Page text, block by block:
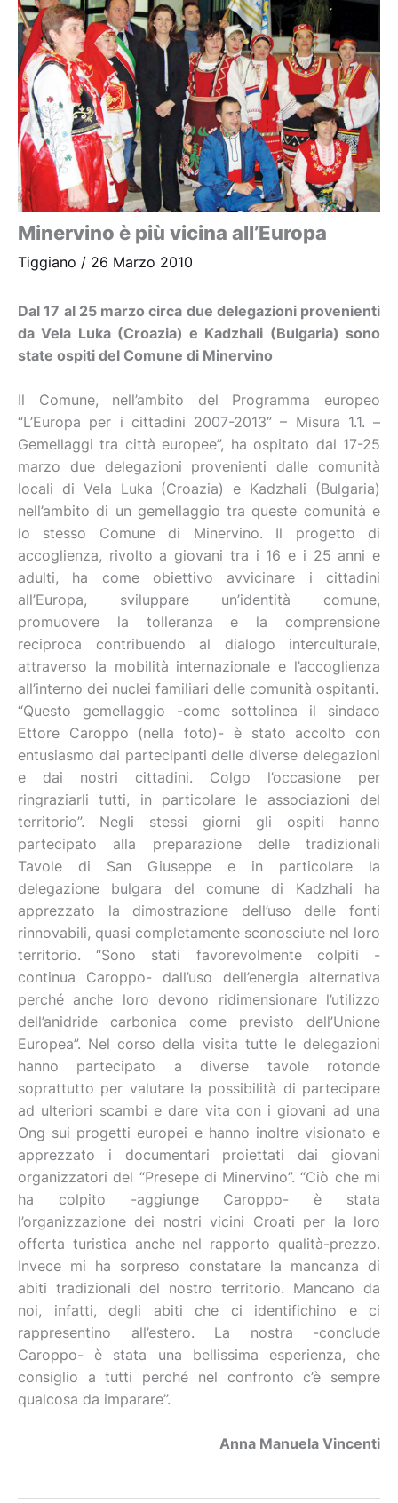
Minervino è più vicina all’Europa
Tiggiano / 26 Marzo 2010
Dal 17 al 25 marzo circa due delegazioni provenienti
da Vela Luka (Croazia) e Kadzhali (Bulgaria) sono
state ospiti del Comune di Minervino
Il Comune, nell’ambito del Programma europeo
“L’Europa per i cittadini 2007-2013” – Misura 1.1. –
Gemellaggi tra città europee”, ha ospitato dal 17-25
marzo due delegazioni provenienti dalle comunità
locali di Vela Luka (Croazia) e Kadzhali (Bulgaria)
nell’ambito di un gemellaggio tra queste comunità e
lo stesso Comune di Minervino. Il progetto di
accoglienza, rivolto a giovani tra i 16 e i 25 anni e
adulti, ha come obiettivo avvicinare i cittadini
all’Europa, sviluppare un’identità comune,
promuovere la tolleranza e la comprensione
reciproca contribuendo al dialogo interculturale,
attraverso la mobilità internazionale e l’accoglienza
all’interno dei nuclei familiari delle comunità ospitanti.
“Questo gemellaggio -come sottolinea il sindaco
Ettore Caroppo (nella foto)- è stato accolto con
entusiasmo dai partecipanti delle diverse delegazioni
e dai nostri cittadini. Colgo l’occasione per
ringraziarli tutti, in particolare le associazioni del
territorio”. Negli stessi giorni gli ospiti hanno
partecipato alla preparazione delle tradizionali
Tavole di San Giuseppe e in particolare la
delegazione bulgara del comune di Kadzhali ha
apprezzato la dimostrazione dell’uso delle fonti
rinnovabili, quasi completamente sconosciute nel loro
territorio. “Sono stati favorevolmente colpiti -
continua Caroppo- dall’uso dell’energia alternativa
perché anche loro devono ridimensionare l’utilizzo
dell’anidride carbonica come previsto dell’Unione
Europea”. Nel corso della visita tutte le delegazioni
hanno partecipato a diverse tavole rotonde
soprattutto per valutare la possibilità di partecipare
ad ulteriori scambi e dare vita con i giovani ad una
Ong sui progetti europei e hanno inoltre visionato e
apprezzato i documentari proiettati dai giovani
organizzatori del “Presepe di Minervino”. “Ciò che mi
ha colpito -aggiunge Caroppo- è stata
l’organizzazione dei nostri vicini Croati per la loro
offerta turistica anche nel rapporto qualità-prezzo.
Invece mi ha sorpreso constatare la mancanza di
abiti tradizionali del nostro territorio. Mancano da
noi, infatti, degli abiti che ci identifichino e ci
rappresentino all’estero. La nostra -conclude
Caroppo- è stata una bellissima esperienza, che
consiglio a tutti perché nel confronto c’è sempre
qualcosa da imparare”.
Anna Manuela Vincenti